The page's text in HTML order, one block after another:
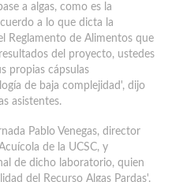
a algas, como es la
a lo que dicta la
Reglamento de Alimentos que
del proyecto, ustedes
propias cápsulas
de baja complejidad', dijo
asistentes.
Pablo Venegas, director
de la UCSC, y
de dicho laboratorio, quien
del Recurso Algas Pardas'.